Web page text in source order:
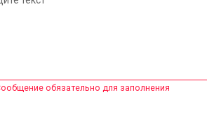
обязательно для заполнения